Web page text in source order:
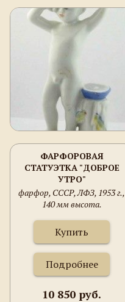
ФАРФОРОВАЯ
СТАТУЭТКА "ДОБРОЕ
УТРО"
фарфор, СССР, ЛФЗ, 1953 г.,
140 мм высота.
Купить
Подробнее
10 850 руб.